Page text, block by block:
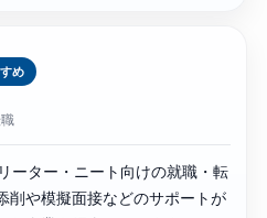
め
ーター・ニート向けの就職・転
削や模擬面接などのサポートが